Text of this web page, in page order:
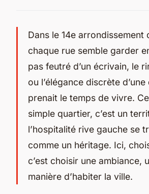
Dans le 14e arrondissement
chaque rue semble garder
pas feutré d’un écrivain, le
ou l’élégance discrète d’une
prenait le temps de vivre. Ce
simple quartier, c’est un
l’hospitalité rive gauche se
comme un héritage. Ici,
c’est choisir une ambiance,
manière d’habiter la ville.